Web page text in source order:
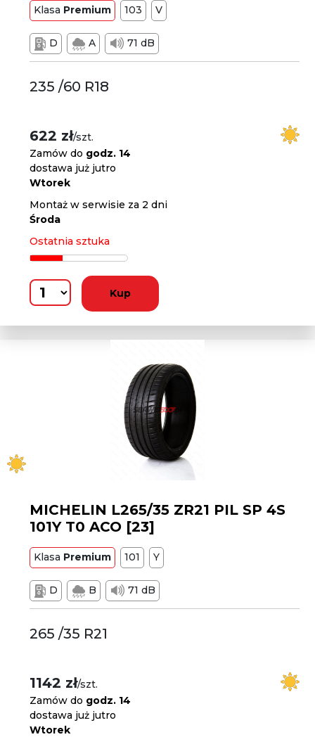
Klasa Premium 103 V
D A 71 dB
235 /60 R18
622 zł/szt.
Zamów do godz. 14
dostawa już jutro
Wtorek
Montaż w serwisie za 2 dni
Środa
Ostatnia sztuka
Kup
MICHELIN L265/35 ZR21 PIL SP 4S
101Y T0 ACO [23]
Klasa Premium 101 Y
D B 71 dB
265 /35 R21
1142 zł/szt.
Zamów do godz. 14
dostawa już jutro
Wtorek